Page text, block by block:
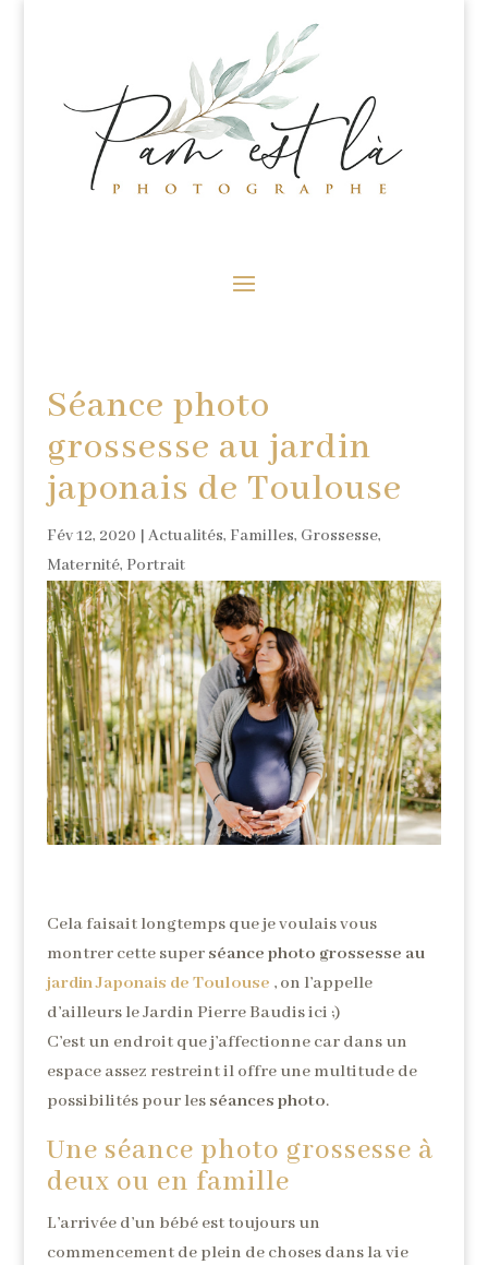
Séance photo
grossesse au jardin
japonais de Toulouse
Fév 12, 2020 | Actualités, Familles, Grossesse,
Maternité, Portrait
Cela faisait longtemps que je voulais vous
montrer cette super séance photo grossesse au
jardin Japonais de Toulouse , on l’appelle
d’ailleurs le Jardin Pierre Baudis ici ;)
C’est un endroit que j’affectionne car dans un
espace assez restreint il offre une multitude de
possibilités pour les séances photo.
Une séance photo grossesse à
deux ou en famille
L’arrivée d’un bébé est toujours un
commencement de plein de choses dans la vie